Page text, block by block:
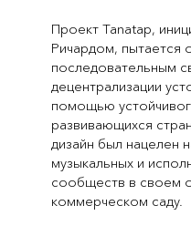
Проект Tanatap,
Ричардом, пытается
последовательным
децентрализации
помощью
развивающихся
дизайн был нацелен
музыкальных и
сообществ в своем
коммерческом саду.